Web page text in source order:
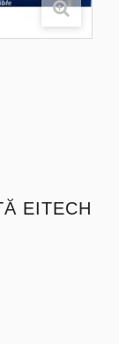
EITECH